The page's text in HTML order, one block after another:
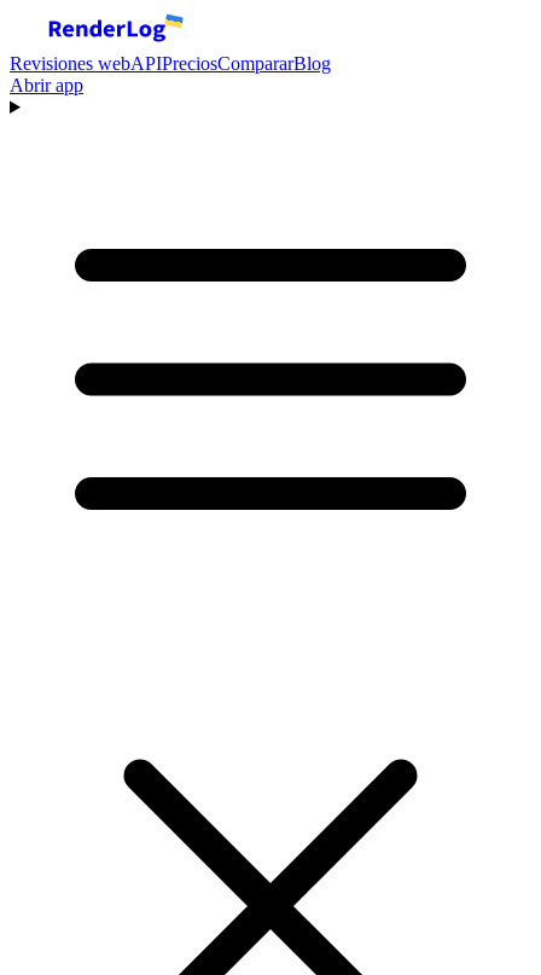
Revisiones webAPIPreciosCompararBlog
Abrir app